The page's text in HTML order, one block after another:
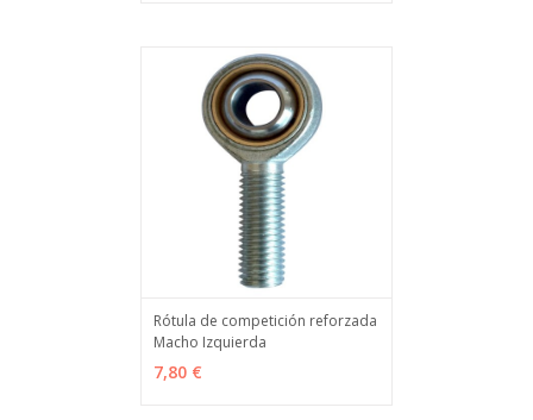
VER OPCIONES
Rótula de competición reforzada
Macho Izquierda
7,80 €